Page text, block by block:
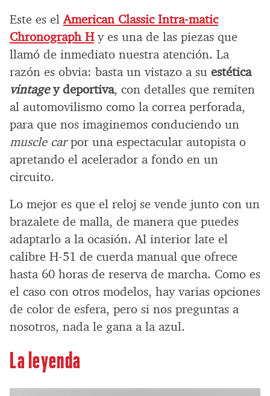
Este es elAmerican Classic Intra-matic
Chronograph Hy es una de las piezas que
llamó de inmediato nuestra atención. La
razón es obvia: basta un vistazo a su estética
vintagey deportiva, con detalles que remiten
al automovilismo como la correa perforada,
para que nos imaginemos conduciendo un
muscle carpor una espectacular autopista o
apretando el acelerador a fondo en un
circuito.
Lo mejor es que el reloj se vende junto con un
brazalete de malla, de manera que puedes
adaptarlo a la ocasión. Al interior late el
calibre H-51 de cuerda manual que ofrece
hasta 60 horas de reserva de marcha. Como es
el caso con otros modelos, hay varias opciones
de color de esfera, pero si nos preguntas a
nosotros, nada le gana a la azul.
La leyenda